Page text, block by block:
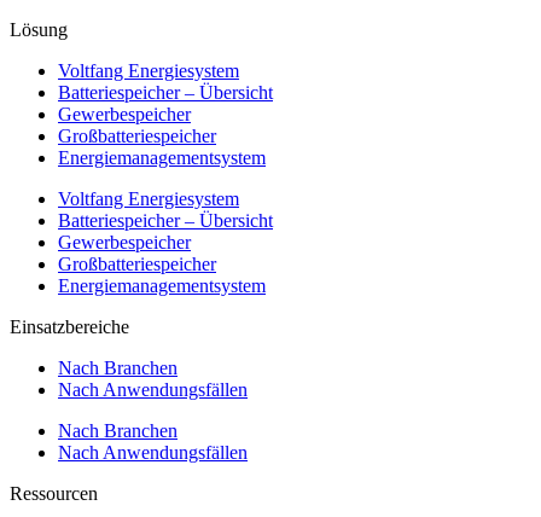
Lösung
Voltfang Energiesystem
Batteriespeicher – Übersicht
Gewerbespeicher
Großbatteriespeicher
Energiemanagementsystem
Voltfang Energiesystem
Batteriespeicher – Übersicht
Gewerbespeicher
Großbatteriespeicher
Energiemanagementsystem
Einsatzbereiche
Nach Branchen
Nach Anwendungsfällen
Nach Branchen
Nach Anwendungsfällen
Ressourcen